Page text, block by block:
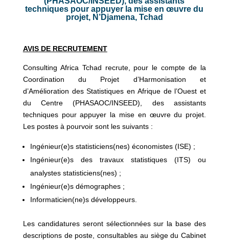
techniques pour appuyer la mise en œuvre du
projet, N’Djamena, Tchad
AVIS DE RECRUTEMENT
Consulting Africa Tchad recrute, pour le compte de la
Coordination du Projet d’Harmonisation et
d’Amélioration des Statistiques en Afrique de l’Ouest et
du Centre (PHASAOC/INSEED), des assistants
techniques pour appuyer la mise en œuvre du projet.
Les postes à pourvoir sont les suivants :
Ingénieur(e)s statisticiens(nes) économistes (ISE) ;
Ingénieur(e)s des travaux statistiques (ITS) ou
analystes statisticiens(nes) ;
Ingénieur(e)s démographes ;
Informaticien(ne)s développeurs.
Les candidatures seront sélectionnées sur la base des
descriptions de poste, consultables au siège du Cabinet